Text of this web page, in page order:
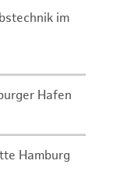
im
Hafen
Hamburg